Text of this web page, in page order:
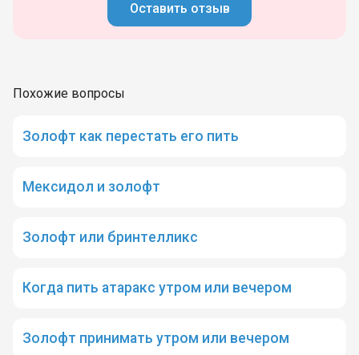
Оставить отзыв
Похожие вопросы
Золофт как перестать его пить
Мексидол и золофт
Золофт или бринтелликс
Когда пить атаракс утром или вечером
Золофт принимать утром или вечером